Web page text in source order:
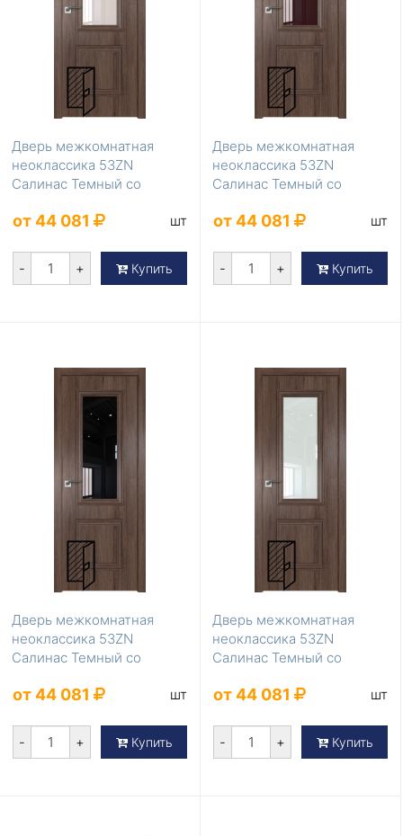
Дверь межкомнатная
неоклассика 53ZN
Салинас Темный со
лак
от 44 081 шт
- + Купить
Дверь межкомнатная
неоклассика 53ZN
Салинас Темный со
от 44 081 шт
- + Купить
Дверь межкомнатная
неоклассика 53ZN
Салинас Темный со
от 44 081 шт
- + Купить
Дверь межкомнатная
неоклассика 53ZN
Салинас Темный со
от 44 081 шт
- + Купить